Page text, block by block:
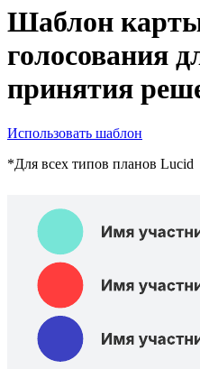
Шаблон карты
голосования
принятия
Использовать шаблон
*Для всех типов планов Lucid